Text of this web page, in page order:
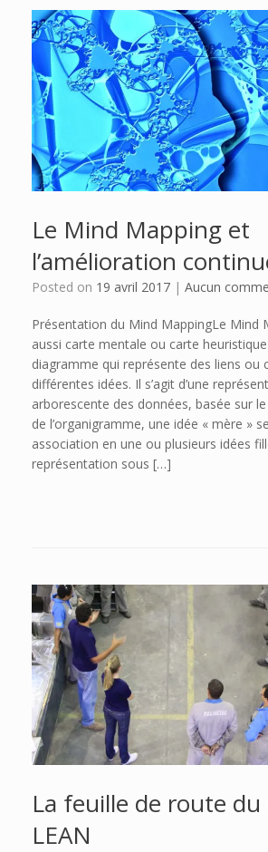
Le Mind Mapping et
l’amélioration
Posted on 19 avril 2017 | Aucun
Présentation du Mind MappingLe Mind
aussi carte mentale ou carte
diagramme qui représente des liens ou
différentes idées. Il s’agit d’une
arborescente des données, basée sur
de l’organigramme, une idée « mère »
association en une ou plusieurs idées
représentation sous […]
La feuille de route
LEAN